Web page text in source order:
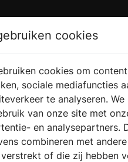
VINDEN
cookies
cookies om
sociale mediafuncties
te analyseren.
van onze site met
en analysepartners.
combineren met
of die zij hebben